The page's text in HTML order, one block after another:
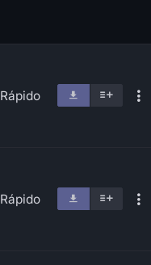
Rápido
Rápido